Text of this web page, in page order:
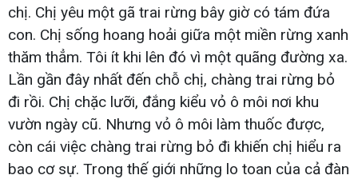
chị. Chị yêu một gã trai rừng bây giờ có tám đứa
con. Chị sống hoang hoải giữa một miền rừng xanh
thăm thẳm. Tôi ít khi lên đó vì một quãng đường xa.
Lần gần đây nhất đến chỗ chị, chàng trai rừng bỏ
đi rồi. Chị chặc lưỡi, đắng kiểu vỏ ô môi nơi khu
vườn ngày cũ. Nhưng vỏ ô môi làm thuốc được,
còn cái việc chàng trai rừng bỏ đi khiến chị hiểu ra
bao cơ sự. Trong thế giới những lo toan của cả đàn